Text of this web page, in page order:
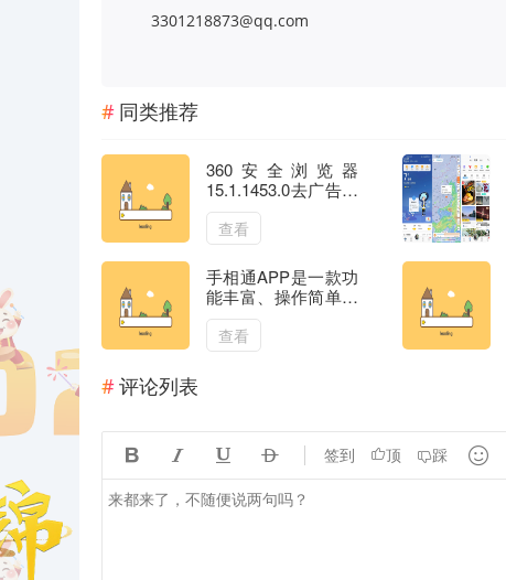
3301218873@qq.com
同类推荐
360安全浏览器
15.1.1453.0去广告绿
色便携版
查看
手相通APP是一款功
能丰富、操作简单的
看手相软件
查看
评论列表
    签到 顶 踩 